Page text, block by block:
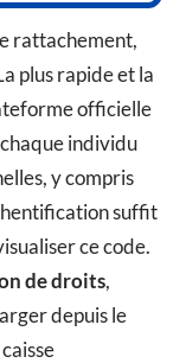
rattachement,
plus rapide et la
officielle
individu
y compris
suffit
ce code.
de droits,
depuis le